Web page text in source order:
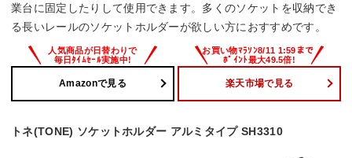
業台に固定したりして使用できます。多くのソケットを収納でき
る長いレールのソケットホルダーが欲しい方におすすめです。
Amazonで見る 楽天市場で見る
トネ(TONE) ソケットホルダー アルミタイプ SH3310